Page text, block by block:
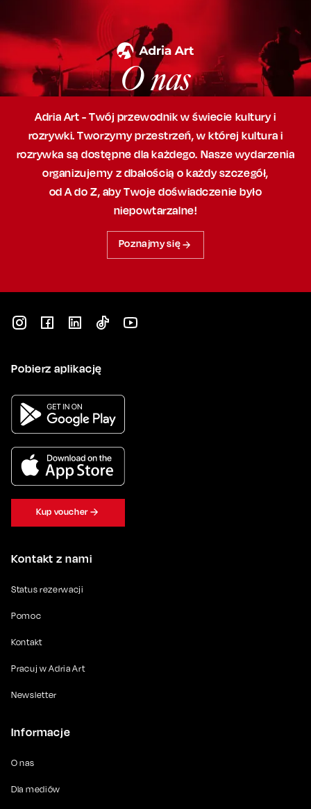
O nas
Adria Art - Twój przewodnik w świecie kultury i
rozrywki. Tworzymy przestrzeń,w której kultura i
rozrywka są dostępne dla każdego. Nasze wydarzenia
organizujemy z dbałością o każdy szczegół,
od A do Z, abyTwoje doświadczenie było
niepowtarzalne!
Poznajmy się
Kontakt z nami
Status rezerwacji
Pomoc
Kontakt
Pracuj w Adria Art
Newsletter
Informacje
O nas
Dla mediów
Pobierz aplikację
Kup voucher